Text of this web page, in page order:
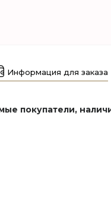
Информация для заказа
покупатели,